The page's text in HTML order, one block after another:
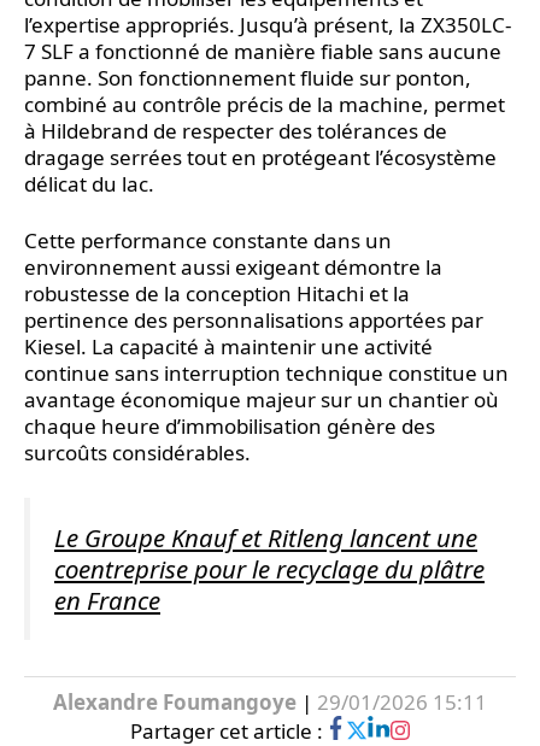
l’expertise appropriés. Jusqu’à présent, la ZX350LC-
7 SLF a fonctionné de manière fiable sans aucune
panne. Son fonctionnement fluide sur ponton,
combiné au contrôle précis de la machine, permet
à Hildebrand de respecter des tolérances de
dragage serrées tout en protégeant l’écosystème
délicat du lac.
Cette performance constante dans un
environnement aussi exigeant démontre la
robustesse de la conception Hitachi et la
pertinence des personnalisations apportées par
Kiesel. La capacité à maintenir une activité
continue sans interruption technique constitue un
avantage économique majeur sur un chantier où
chaque heure d’immobilisation génère des
surcoûts considérables.
Le Groupe Knauf et Ritleng lancent une
coentreprise pour le recyclage du plâtre
en France
Alexandre Foumangoye | 29/01/2026 15:11
Partager cet article :